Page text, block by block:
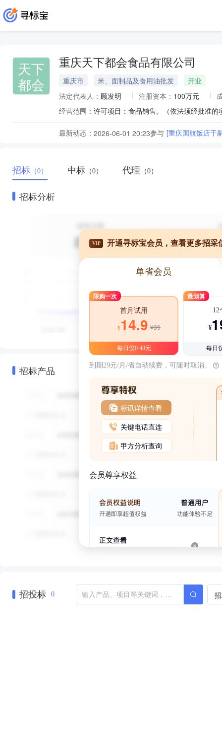
天下
都会
重庆天下都会食品有限公司
重庆市 米、面制品及食用油批发
开业
法定代表人： 顾发明 注册资本： 100万元
经营范围：
最新动态： 2026-06-01 20:23参与 [重庆国航饭店干
招标 （0） 中标 （0） 代理 （0）
招标分析
招标产品
VIP 开通寻标宝会员，查看更多招采
单省会员
限购一次
首月试用
¥14.9 ¥39
每日仅0.48元
最划算
12
¥
每日
到期29元/月/省自动续费，可随时取消。
标讯详情查看
关键电话直连
甲方分析查询
会员尊享权益
招投标 0